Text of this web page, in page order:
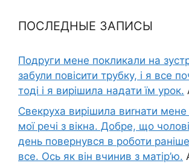
ПОСЛЕДНЫЕ ЗАПИСЫ
Подруги мене покликали на
забули повісити трубку, і я все
тоді і я вирішила надати їм урок.
Свекруха вирішила виrнати мене
мої речі з вікна. Добре, що
день повернувся в роботи
все. Ось як він вчинив з матір’ю.